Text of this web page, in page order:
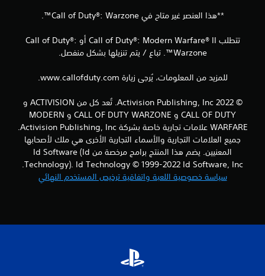
ي
ي
ا
ت
**هذا العنصر غير متاح في Call of Duty®: Warzone™.
تتطلب Call of Duty®: Modern Warfare® II أو Call of Duty®:
Warzone™. تباع / يتم تنزيلها بشكل منفصل.
للمزيد من المعلومات، يُرجى زيارة www.callofduty.com.
© 2022 Activision Publishing, Inc. تُعد كل من ACTIVISION و
CALL OF DUTY و CALL OF DUTY WARZONE و MODERN
WARFARE علامات تجارية خاصة بشركة Activision Publishing, Inc.
جميع العلامات التجارية والأسماء التجارية الأخرى هي ملك لأصحابها
المعنيين. يضم هذا المنتج برامج مرخصة من Id Software (Id
Technology). Id Technology © 1999-2022 Id Software, Inc.
سياسة خصوصية اللعبة واتفاقية ترخيص المستخدم النهائي